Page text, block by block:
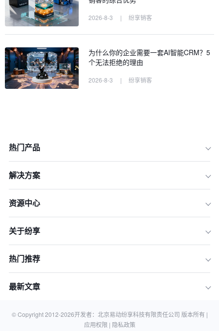
三、灵魂拷问：业绩真的“翻倍”了吗？
药
六、常见问题解答 (FAQ)
2026-8-3 | 纷享销客
为什么你的企业需要一套AI智能CRM？5
个无法拒绝的理由
2026-8-3 | 纷享销客
热门产品
解决方案
资源中心
关于纷享
热门推荐
最新文章
© Copyright 2012-2026开发者：北京易动纷享科技有限责任公司 版本所有 |
应用权限 | 隐私政策